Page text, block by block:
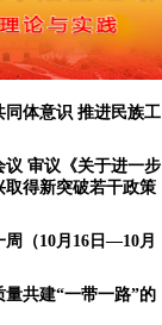
体意识 推进民族工
审议《关于进一步
得新突破若干政策
（10月16日—10月
共建“一带一路”的